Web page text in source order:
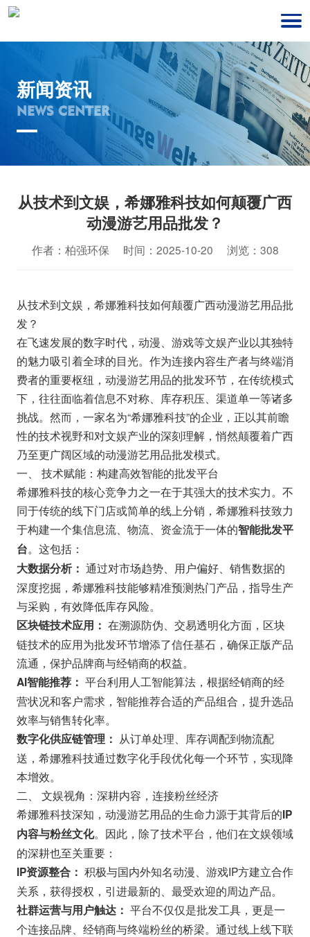
新闻资讯
NEWS CENTER
从技术到文娱，希娜雅科技如何颠覆广西
动漫游艺用品批发？
作者：柏强环保 时间：2025-10-20 浏览：308
从技术到文娱，希娜雅科技如何颠覆广西动漫游艺用品批
发？
在飞速发展的数字时代，动漫、游戏等文娱产业以其独特
的魅力吸引着全球的目光。作为连接内容生产者与终端消
费者的重要枢纽，动漫游艺用品的批发环节，在传统模式
下，往往面临着信息不对称、库存积压、渠道单一等诸多
挑战。然而，一家名为“希娜雅科技”的企业，正以其前瞻
性的技术视野和对文娱产业的深刻理解，悄然颠覆着广西
乃至更广阔区域的动漫游艺用品批发模式。
一、 技术赋能：构建高效智能的批发平台
希娜雅科技的核心竞争力之一在于其强大的技术实力。不
同于传统的线下门店或简单的线上分销，希娜雅科技致力
于构建一个集信息流、物流、资金流于一体的智能批发平
台。这包括：
大数据分析： 通过对市场趋势、用户偏好、销售数据的
深度挖掘，希娜雅科技能够精准预测热门产品，指导生产
与采购，有效降低库存风险。
区块链技术应用： 在溯源防伪、交易透明化方面，区块
链技术的应用为批发环节增添了信任基石，确保正版产品
流通，保护品牌商与经销商的权益。
AI智能推荐： 平台利用人工智能算法，根据经销商的经
营状况和客户需求，智能推荐合适的产品组合，提升选品
效率与销售转化率。
数字化供应链管理： 从订单处理、库存调配到物流配
送，希娜雅科技通过数字化手段优化每一个环节，实现降
本增效。
二、 文娱视角：深耕内容，连接粉丝经济
希娜雅科技深知，动漫游艺用品的生命力源于其背后的IP
内容与粉丝文化。因此，除了技术平台，他们在文娱领域
的深耕也至关重要：
IP资源整合： 积极与国内外知名动漫、游戏IP方建立合作
关系，获得授权，引进最新的、最受欢迎的周边产品。
社群运营与用户触达： 平台不仅仅是批发工具，更是一
个连接品牌、经销商与终端粉丝的桥梁。通过线上线下联